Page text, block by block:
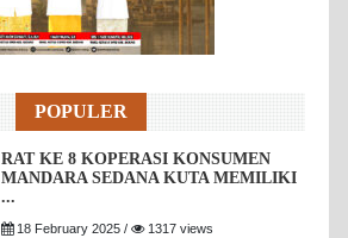
POPULER
RAT KE 8 KOPERASI KONSUMEN
MANDARA SEDANA KUTA MEMILIKI
...
18 February 2025 / 1317 views